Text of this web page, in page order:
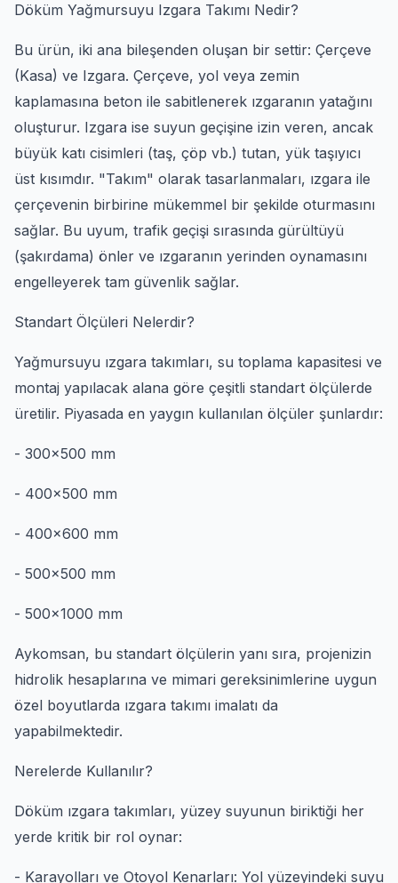
Döküm Yağmursuyu Izgara Takımı Nedir?
Bu ürün, iki ana bileşenden oluşan bir settir: Çerçeve
(Kasa) ve Izgara. Çerçeve, yol veya zemin
kaplamasına beton ile sabitlenerek ızgaranın yatağını
oluşturur. Izgara ise suyun geçişine izin veren, ancak
büyük katı cisimleri (taş, çöp vb.) tutan, yük taşıyıcı
üst kısımdır. "Takım" olarak tasarlanmaları, ızgara ile
çerçevenin birbirine mükemmel bir şekilde oturmasını
sağlar. Bu uyum, trafik geçişi sırasında gürültüyü
(şakırdama) önler ve ızgaranın yerinden oynamasını
engelleyerek tam güvenlik sağlar.
Standart Ölçüleri Nelerdir?
Yağmursuyu ızgara takımları, su toplama kapasitesi ve
montaj yapılacak alana göre çeşitli standart ölçülerde
üretilir. Piyasada en yaygın kullanılan ölçüler şunlardır:
- 300x500 mm
- 400x500 mm
- 400x600 mm
- 500x500 mm
- 500x1000 mm
Aykomsan, bu standart ölçülerin yanı sıra, projenizin
hidrolik hesaplarına ve mimari gereksinimlerine uygun
özel boyutlarda ızgara takımı imalatı da
yapabilmektedir.
Nerelerde Kullanılır?
Döküm ızgara takımları, yüzey suyunun biriktiği her
yerde kritik bir rol oynar:
- Karayolları ve Otoyol Kenarları: Yol yüzeyindeki suyu